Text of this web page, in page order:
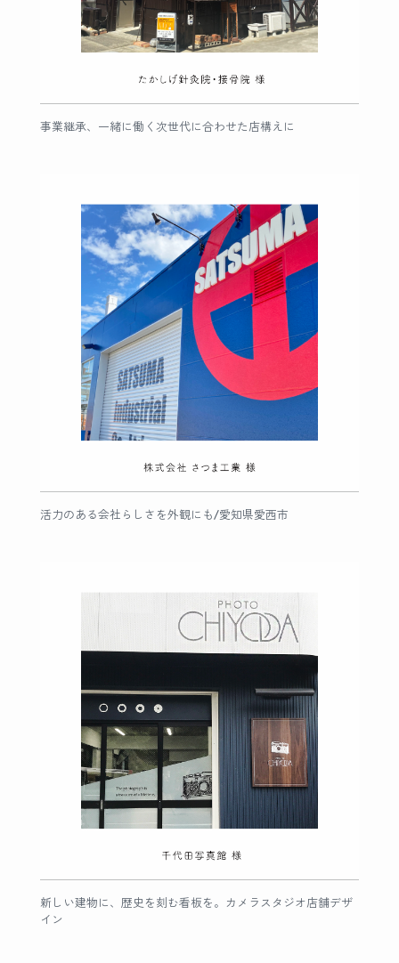
事業継承、一緒に働く次世代に合わせた店構えに
活力のある会社らしさを外観にも/愛知県愛西市
新しい建物に、歴史を刻む看板を。カメラスタジオ店舗デザ
イン